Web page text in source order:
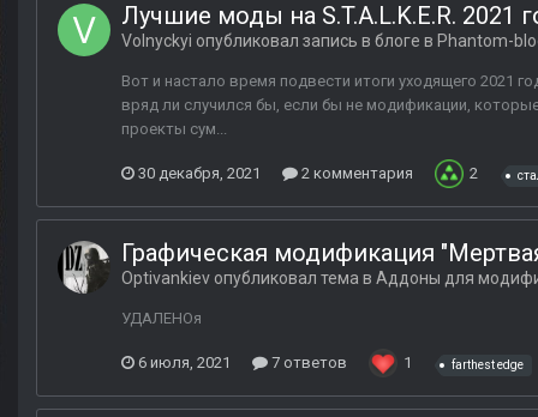
Лучшие моды на S.T.A.L.K.E.R. 2021
Volnyckyi опубликовал запись в блоге в Phantom-
Вот и настало время подвести итоги уходящего 2021
вряд ли случился бы, если бы не модификации,
проекты сум...
30 декабря, 2021 2 комментария 2
Графическая модификация
Optivankiev опубликовал тема в Аддоны для
УДАЛЕНОя
6 июля, 2021 7 ответов 1 farthest edge